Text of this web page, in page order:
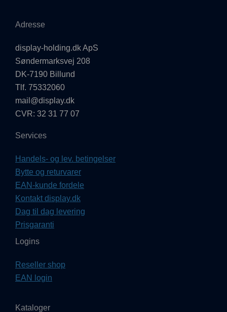
Adresse
display-holding.dk ApS
Søndermarksvej 208
DK-7190 Billund
Tlf. 75332060
mail@display.dk
CVR: 32 31 77 07
Services
Handels- og lev. betingelser
Bytte og returvarer
EAN-kunde fordele
Kontakt display.dk
Dag til dag levering
Prisgaranti
Logins
Reseller shop
EAN login
Kataloger